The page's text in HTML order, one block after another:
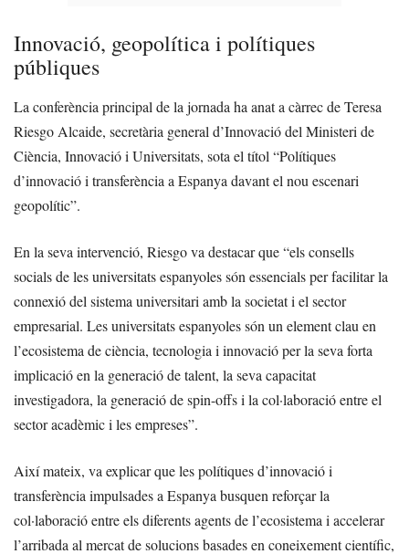
Innovació, geopolítica i polítiques
públiques
La conferència principal de la jornada ha anat a càrrec de Teresa
Riesgo Alcaide, secretària general d’Innovació del Ministeri de
Ciència, Innovació i Universitats, sota el títol “Polítiques
d’innovació i transferència a Espanya davant el nou escenari
geopolític”.
En la seva intervenció, Riesgo va destacar que “els consells
socials de les universitats espanyoles són essencials per facilitar la
connexió del sistema universitari amb la societat i el sector
empresarial. Les universitats espanyoles són un element clau en
l’ecosistema de ciència, tecnologia i innovació per la seva forta
implicació en la generació de talent, la seva capacitat
investigadora, la generació de spin-offs i la col·laboració entre el
sector acadèmic i les empreses”.
Així mateix, va explicar que les polítiques d’innovació i
transferència impulsades a Espanya busquen reforçar la
col·laboració entre els diferents agents de l’ecosistema i accelerar
l’arribada al mercat de solucions basades en coneixement científic,